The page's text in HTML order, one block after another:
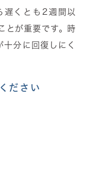
遅くとも2週間以
とが重要です。時
分に回復しにく
ださい